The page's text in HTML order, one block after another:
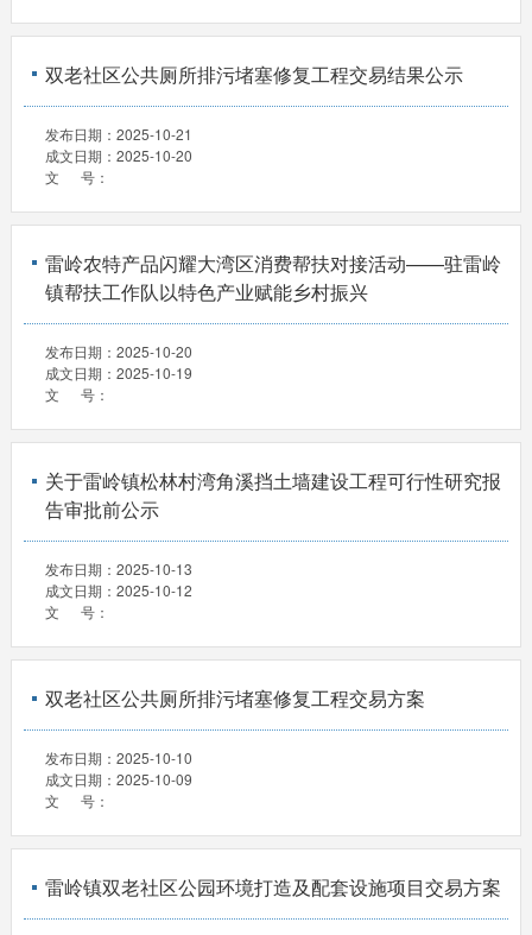
双老社区公共厕所排污堵塞修复工程交易结果公示
发布日期： 2025-10-21
成文日期： 2025-10-20
文 号：
雷岭农特产品闪耀大湾区消费帮扶对接活动——驻雷岭
镇帮扶工作队以特色产业赋能乡村振兴
发布日期： 2025-10-20
成文日期： 2025-10-19
文 号：
关于雷岭镇松林村湾角溪挡土墙建设工程可行性研究报
告审批前公示
发布日期： 2025-10-13
成文日期： 2025-10-12
文 号：
双老社区公共厕所排污堵塞修复工程交易方案
发布日期： 2025-10-10
成文日期： 2025-10-09
文 号：
雷岭镇双老社区公园环境打造及配套设施项目交易方案